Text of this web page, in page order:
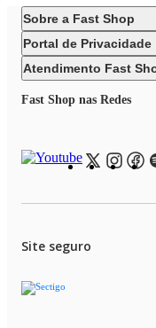
Sobre a Fast Shop
Portal de Privacidade
Atendimento Fast
Fast Shop nas Redes
Site seguro